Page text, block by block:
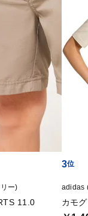
ー)
11.0
3
adidas
カモ